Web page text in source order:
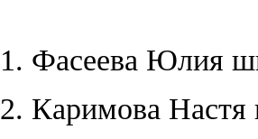
1. Фасеева Юлия
2. Каримова